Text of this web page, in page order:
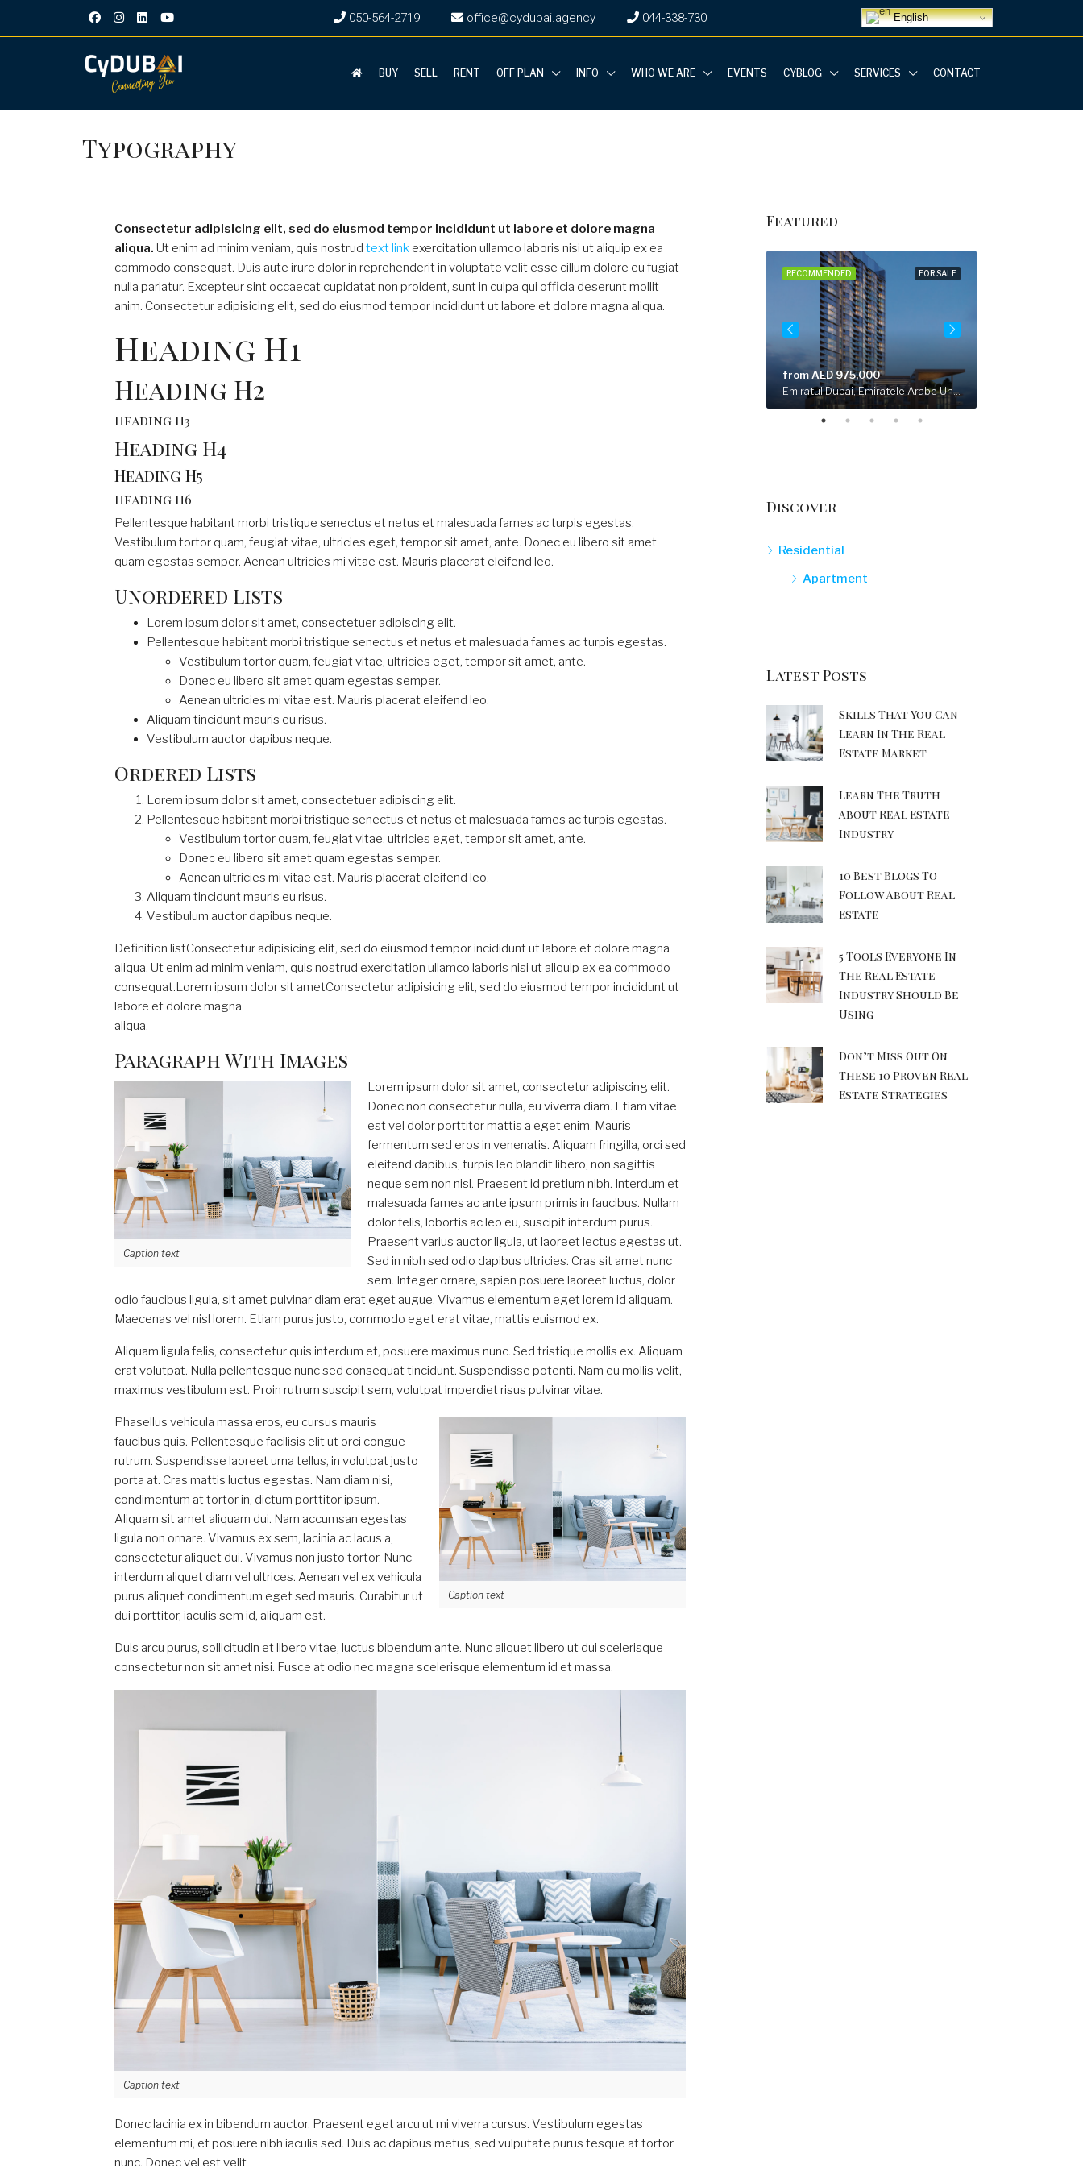
‎050-564-2719 office@cydubai.agency ‎044-338-730 English
BUY SELL RENT OFF PLAN INFO WHO WE ARE EVENTS CYBLOG SERVICES CONTACT
Typography
Consectetur adipisicing elit, sed do eiusmod tempor incididunt ut labore et dolore magna
aliqua. Ut enim ad minim veniam, quis nostrud text link exercitation ullamco laboris nisi ut aliquip ex ea
commodo consequat. Duis aute irure dolor in reprehenderit in voluptate velit esse cillum dolore eu fugiat
nulla pariatur. Excepteur sint occaecat cupidatat non proident, sunt in culpa qui officia deserunt mollit
anim. Consectetur adipisicing elit, sed do eiusmod tempor incididunt ut labore et dolore magna aliqua.
Heading H1
Heading H2
Heading H3
Heading H4
Heading H5
Heading H6
Pellentesque habitant morbi tristique senectus et netus et malesuada fames ac turpis egestas.
Vestibulum tortor quam, feugiat vitae, ultricies eget, tempor sit amet, ante. Donec eu libero sit amet
quam egestas semper. Aenean ultricies mi vitae est. Mauris placerat eleifend leo.
Unordered Lists
Lorem ipsum dolor sit amet, consectetuer adipiscing elit.
Pellentesque habitant morbi tristique senectus et netus et malesuada fames ac turpis egestas.
Vestibulum tortor quam, feugiat vitae, ultricies eget, tempor sit amet, ante.
Donec eu libero sit amet quam egestas semper.
Aenean ultricies mi vitae est. Mauris placerat eleifend leo.
Aliquam tincidunt mauris eu risus.
Vestibulum auctor dapibus neque.
Ordered Lists
Lorem ipsum dolor sit amet, consectetuer adipiscing elit.
Pellentesque habitant morbi tristique senectus et netus et malesuada fames ac turpis egestas.
Vestibulum tortor quam, feugiat vitae, ultricies eget, tempor sit amet, ante.
Donec eu libero sit amet quam egestas semper.
Aenean ultricies mi vitae est. Mauris placerat eleifend leo.
Aliquam tincidunt mauris eu risus.
Vestibulum auctor dapibus neque.
Definition listConsectetur adipisicing elit, sed do eiusmod tempor incididunt ut labore et dolore magna
aliqua. Ut enim ad minim veniam, quis nostrud exercitation ullamco laboris nisi ut aliquip ex ea commodo
consequat.Lorem ipsum dolor sit ametConsectetur adipisicing elit, sed do eiusmod tempor incididunt ut
labore et dolore magna
aliqua.
Paragraph With Images
Caption text
Lorem ipsum dolor sit amet, consectetur adipiscing elit.
Donec non consectetur nulla, eu viverra diam. Etiam vitae
est vel dolor porttitor mattis a eget enim. Mauris
fermentum sed eros in venenatis. Aliquam fringilla, orci sed
eleifend dapibus, turpis leo blandit libero, non sagittis
neque sem non nisl. Praesent id pretium nibh. Interdum et
malesuada fames ac ante ipsum primis in faucibus. Nullam
dolor felis, lobortis ac leo eu, suscipit interdum purus.
Praesent varius auctor ligula, ut laoreet lectus egestas ut.
Sed in nibh sed odio dapibus ultricies. Cras sit amet nunc
sem. Integer ornare, sapien posuere laoreet luctus, dolor
odio faucibus ligula, sit amet pulvinar diam erat eget augue. Vivamus elementum eget lorem id aliquam.
Maecenas vel nisl lorem. Etiam purus justo, commodo eget erat vitae, mattis euismod ex.
Aliquam ligula felis, consectetur quis interdum et, posuere maximus nunc. Sed tristique mollis ex. Aliquam
erat volutpat. Nulla pellentesque nunc sed consequat tincidunt. Suspendisse potenti. Nam eu mollis velit,
maximus vestibulum est. Proin rutrum suscipit sem, volutpat imperdiet risus pulvinar vitae.
Caption text
Phasellus vehicula massa eros, eu cursus mauris
faucibus quis. Pellentesque facilisis elit ut orci congue
rutrum. Suspendisse laoreet urna tellus, in volutpat justo
porta at. Cras mattis luctus egestas. Nam diam nisi,
condimentum at tortor in, dictum porttitor ipsum.
Aliquam sit amet aliquam dui. Nam accumsan egestas
ligula non ornare. Vivamus ex sem, lacinia ac lacus a,
consectetur aliquet dui. Vivamus non justo tortor. Nunc
interdum aliquet diam vel ultrices. Aenean vel ex vehicula
purus aliquet condimentum eget sed mauris. Curabitur ut
dui porttitor, iaculis sem id, aliquam est.
Duis arcu purus, sollicitudin et libero vitae, luctus bibendum ante. Nunc aliquet libero ut dui scelerisque
consectetur non sit amet nisi. Fusce at odio nec magna scelerisque elementum id et massa.
Caption text
Donec lacinia ex in bibendum auctor. Praesent eget arcu ut mi viverra cursus. Vestibulum egestas
elementum mi, et posuere nibh iaculis sed. Duis ac dapibus metus, sed vulputate purus tesque at tortor
nunc. Donec vel est velit
Featured
RECOMMENDED FOR SALE
RECOMMENDED
from AED 975,000
Emiratul Dubai, Emiratele Arabe Unite
Discover
Residential
Apartment
Latest Posts
Skills That You Can
Learn In The Real
Estate Market
Learn The Truth
About Real Estate
Industry
10 Best Blogs To
Follow About Real
Estate
5 Tools Everyone In
The Real Estate
Industry Should Be
Using
Don’t Miss Out On
These 10 Proven Real
Estate Strategies